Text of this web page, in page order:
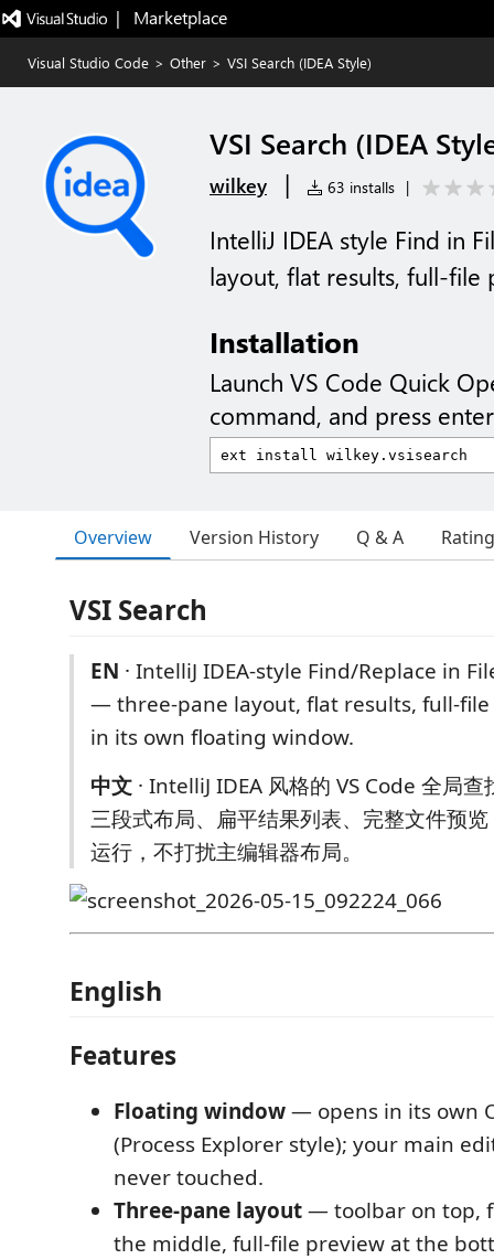
|   Marketplace
Visual Studio Code > Other > VSI Search (IDEA Style)
VSI Search (IDEA
wilkey | 63 installs |
IntelliJ IDEA style Find in
layout, flat results, full-
Installation
Launch VS Code Quick
command, and press
Overview Version History Q & A
VSI Search
EN · IntelliJ IDEA-style Find/Replace in
— three-pane layout, flat results, full-
in its own floating window.
中文 · IntelliJ IDEA 风格的 VS Code 全局
三段式布局、扁平结果列表、完整文件预
运行，不打扰主编辑器布局。
English
Features
Floating window— opens in its own
(Process Explorer style); your main
never touched.
Three-pane layout— toolbar on top,
the middle, full-file preview at the